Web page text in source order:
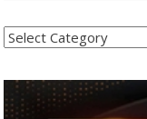
Kategoritë